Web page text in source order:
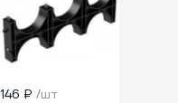
146 ₽ /шт